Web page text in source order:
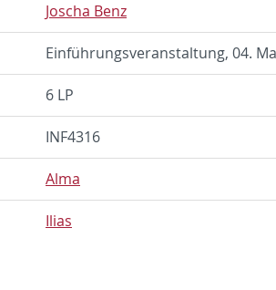
Joscha Benz
Einführungsver­anstal­tung, 04.
6 LP
IN­F4316
Alma
Ilias